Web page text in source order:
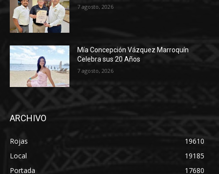
7 agosto, 2026
Mía Concepción Vázquez Marroquín
Celebra sus 20 Años
7 agosto, 2026
ARCHIVO
Rojas
19610
Local
19185
Portada
17680